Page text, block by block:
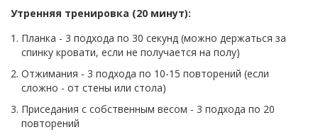
Утренняя тренировка (20 минут):
Планка - 3 подхода по 30 секунд (можно держаться за
спинку кровати, если не получается на полу)
Отжимания - 3 подхода по 10-15 повторений (если
сложно - от стены или стола)
Приседания с собственным весом - 3 подхода по 20
повторений